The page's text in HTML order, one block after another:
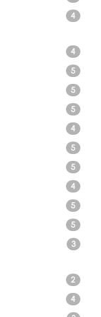
4
4
5
5
5
4
5
5
4
5
5
3
2
4